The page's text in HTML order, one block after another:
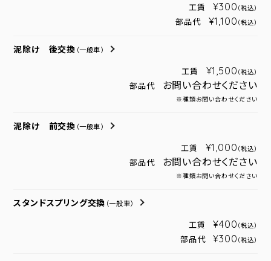
工賃 ¥300 （税込）
部品代 ¥1,100 （税込）
泥除け 後交換 （一般車）
工賃 ¥1,500 （税込）
部品代 お問い合わせください
※種類お問い合わせください
泥除け 前交換 （一般車）
工賃 ¥1,000 （税込）
部品代 お問い合わせください
※種類お問い合わせください
スタンドスプリング交換 （一般車）
工賃 ¥400 （税込）
部品代 ¥300 （税込）